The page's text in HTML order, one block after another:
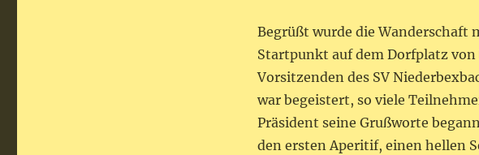
Begrüßt wurde die
Startpunkt auf dem Dorfplatz von
Vorsitzenden des SV
war begeistert, so viele
Präsident seine Grußworte
den ersten Aperitif, einen hellen